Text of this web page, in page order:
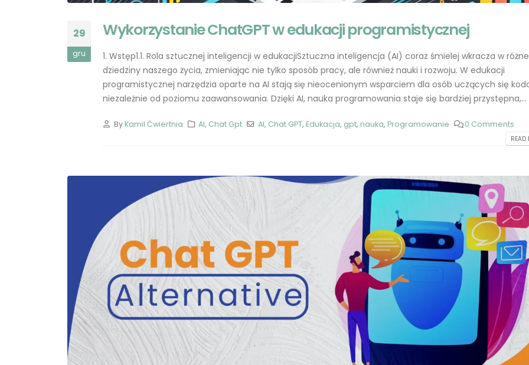
29
gru
Wykorzystanie ChatGPT w edukacji programistycznej
1. Wstęp1.1. Rola sztucznej inteligencji w edukacjiSztuczna inteligencja (AI) coraz śmielej wkracza w różne
dziedziny naszego życia, zmieniając nie tylko sposób pracy, ale również nauki i rozwoju. W edukacji
programistycznej narzędzia oparte na AI stają się nieocenionym wsparciem dla osób uczących się
niezależnie od poziomu zaawansowania. Dzięki AI, nauka programowania staje się bardziej przystępna,...
ByKamil Ćwiertnia AI, Chat Gpt AI, Chat GPT, Edukacja, gpt, nauka, Programowanie 0 Comments
READ
dla GPT-4:
Promptów
po narzędziach
2023-05-17
Różnice między wersjami
ChatGPT: Pełne porównanie
funkcji i zastosowań
2025-02-19
Wykorzystanie ChatGPT w
2024-12-29
programistycznymi
Edukacji:
Nauczycieli
ChatGPT Plus:
wydać na to
2023-05-30
Kto stworzył Chat
Wprowadzenie
technologii